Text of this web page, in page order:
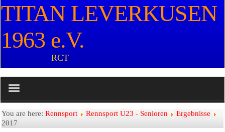
TITAN LEVERKUSEN
1963 e.V.
RCT
Startseite
You are here: Rennsport Rennsport U23 - Senioren
Ergebnisse
2017